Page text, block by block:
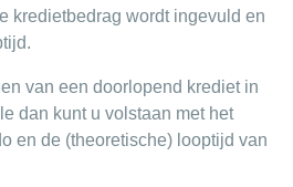
kredietbedrag wordt ingevuld en
van een doorlopend krediet in
dan kunt u volstaan met het
en de (theoretische) looptijd van